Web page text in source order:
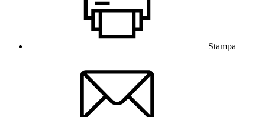
Stampa